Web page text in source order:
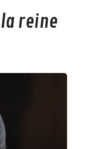
reine